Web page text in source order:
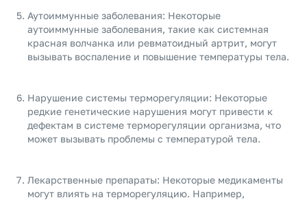
Аутоиммунные заболевания: Некоторые
аутоиммунные заболевания, такие как системная
красная волчанка или ревматоидный артрит, могут
вызывать воспаление и повышение температуры тела.
Нарушение системы терморегуляции: Некоторые
редкие генетические нарушения могут привести к
дефектам в системе терморегуляции организма, что
может вызывать проблемы с температурой тела.
Лекарственные препараты: Некоторые медикаменты
могут влиять на терморегуляцию. Например,